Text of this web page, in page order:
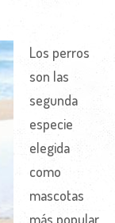
Los perros
son las
segunda
especie
elegida
como
mascotas
más popular